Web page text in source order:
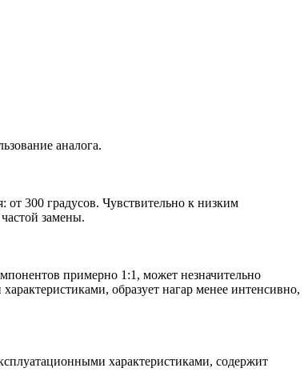
аналога.
300 градусов. Чувствительно к низким
замены.
примерно 1:1, может незначительно
образует нагар менее интенсивно,
характеристиками, содержит